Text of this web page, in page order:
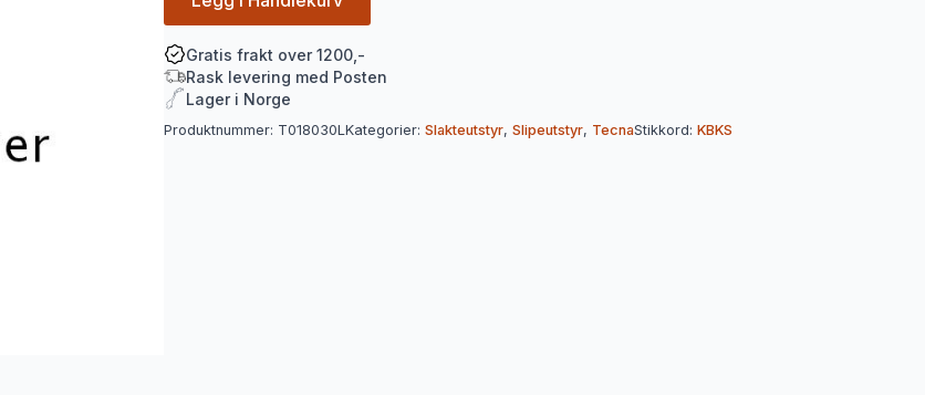
Gratis frakt over 1200,-
Rask levering med Posten
Lager i Norge
Produktnummer: T018030LKategorier: Slakteutstyr, Slipeutstyr, TecnaStikkord: KBKS